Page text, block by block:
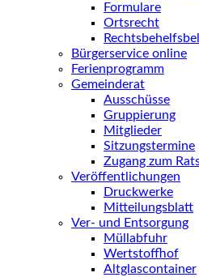
Formulare
Ortsrecht
Bürgerservice online
Ferienprogramm
Gemeinderat
Ausschüsse
Gruppierung
Mitglieder
Sitzungstermine
Zugang zum
Veröffentlichungen
Druckwerke
Mitteilungsblatt
Ver- und Entsorgung
Müllabfuhr
Wertstoffhof
Altglascontainer